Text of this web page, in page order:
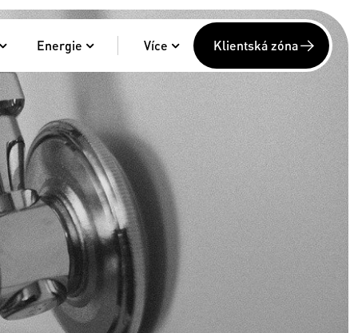
Energie Více Klientská zóna